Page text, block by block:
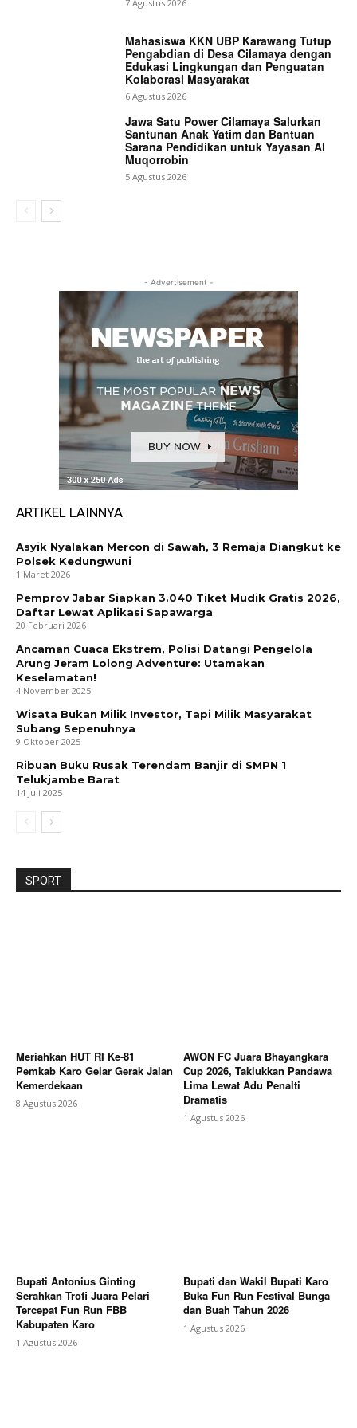
7 Agustus 2026
Mahasiswa KKN UBP Karawang Tutup
Pengabdian di Desa Cilamaya dengan
Edukasi Lingkungan dan Penguatan
Kolaborasi Masyarakat
6 Agustus 2026
Jawa Satu Power Cilamaya Salurkan
Santunan Anak Yatim dan Bantuan
Sarana Pendidikan untuk Yayasan Al
Muqorrobin
5 Agustus 2026
- Advertisement -
ARTIKEL LAINNYA
Asyik Nyalakan Mercon di Sawah, 3 Remaja Diangkut ke
Polsek Kedungwuni
1 Maret 2026
Pemprov Jabar Siapkan 3.040 Tiket Mudik Gratis 2026,
Daftar Lewat Aplikasi Sapawarga
20 Februari 2026
Ancaman Cuaca Ekstrem, Polisi Datangi Pengelola
Arung Jeram Lolong Adventure: Utamakan
Keselamatan!
4 November 2025
Wisata Bukan Milik Investor, Tapi Milik Masyarakat
Subang Sepenuhnya
9 Oktober 2025
Ribuan Buku Rusak Terendam Banjir di SMPN 1
Telukjambe Barat
14 Juli 2025
SPORT
Meriahkan HUT RI Ke-81
Pemkab Karo Gelar Gerak Jalan
Kemerdekaan
8 Agustus 2026
AWON FC Juara Bhayangkara
Cup 2026, Taklukkan Pandawa
Lima Lewat Adu Penalti
Dramatis
1 Agustus 2026
Bupati Antonius Ginting
Serahkan Trofi Juara Pelari
Tercepat Fun Run FBB
Kabupaten Karo
1 Agustus 2026
Bupati dan Wakil Bupati Karo
Buka Fun Run Festival Bunga
dan Buah Tahun 2026
1 Agustus 2026